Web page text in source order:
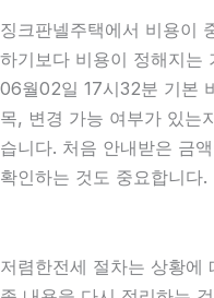
징크판넬주택에서 비용이
하기보다 비용이 정해지는
06월02일 17시32분 기본
목, 변경 가능 여부가 있는
습니다. 처음 안내받은 금
확인하는 것도 중요합니다.
저렴한전세 절차는 상황에